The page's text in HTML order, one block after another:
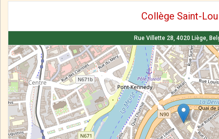
Collège Saint-
Rue Villette 28, 4020 Liège,